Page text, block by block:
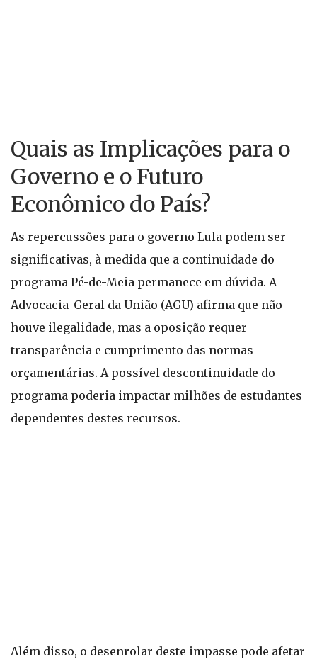
Quais as Implicações para o
Governo e o Futuro
Econômico do País?
As repercussões para o governo Lula podem ser
significativas, à medida que a continuidade do
programa Pé-de-Meia permanece em dúvida. A
Advocacia-Geral da União (AGU) afirma que não
houve ilegalidade, mas a oposição requer
transparência e cumprimento das normas
orçamentárias. A possível descontinuidade do
programa poderia impactar milhões de estudantes
dependentes destes recursos.
Além disso, o desenrolar deste impasse pode afetar